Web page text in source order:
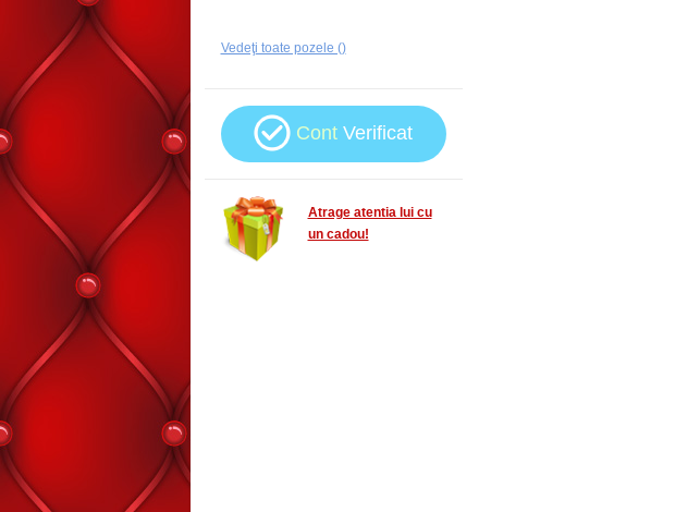
Vedeţi toate pozele ()
Cont Verificat
Atrage atentia lui cu
un cadou!